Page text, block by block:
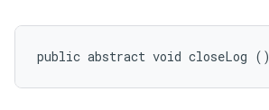
public abstract void closeLog ()